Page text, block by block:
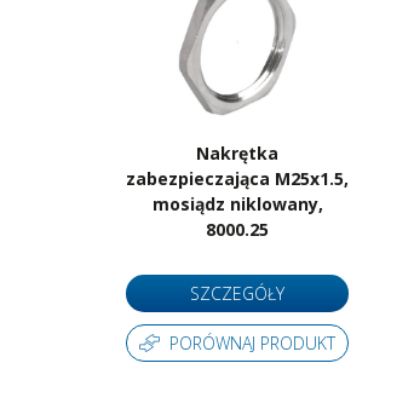
Nakrętka
zabezpieczająca M25x1.5,
mosiądz niklowany,
8000.25
SZCZEGÓŁY
PORÓWNAJ PRODUKT